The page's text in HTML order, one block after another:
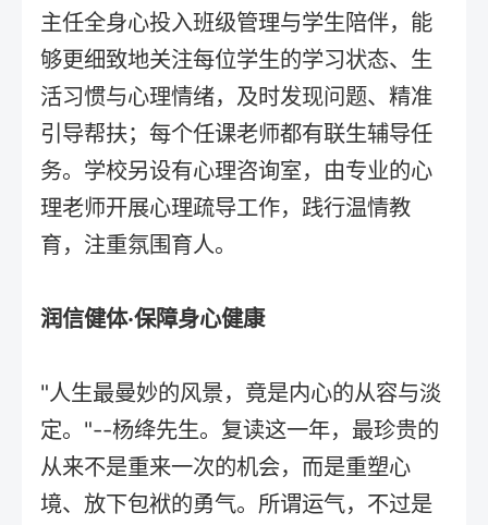
主任全身心投入班级管理与学生陪伴，能
够更细致地关注每位学生的学习状态、生
活习惯与心理情绪，及时发现问题、精准
引导帮扶；每个任课老师都有联生辅导任
务。学校另设有心理咨询室，由专业的心
理老师开展心理疏导工作，践行温情教
育，注重氛围育人。
润信健体·保障身心健康
"人生最曼妙的风景，竟是内心的从容与淡
定。"--杨绛先生。复读这一年，最珍贵的
从来不是重来一次的机会，而是重塑心
境、放下包袱的勇气。所谓运气，不过是